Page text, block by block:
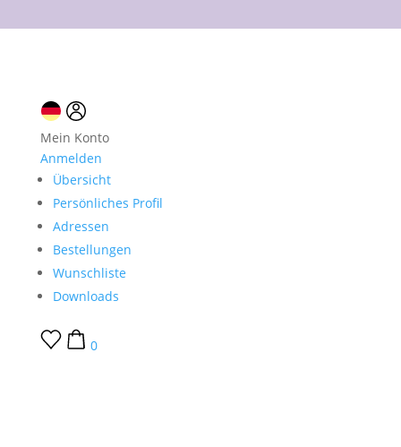
Mein Konto
Anmelden
Übersicht
Persönliches Profil
Adressen
Bestellungen
Wunschliste
Downloads
0